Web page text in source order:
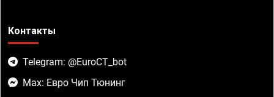
Контакты
Telegram: @EuroCT_bot
Max: Евро Чип Тюнинг